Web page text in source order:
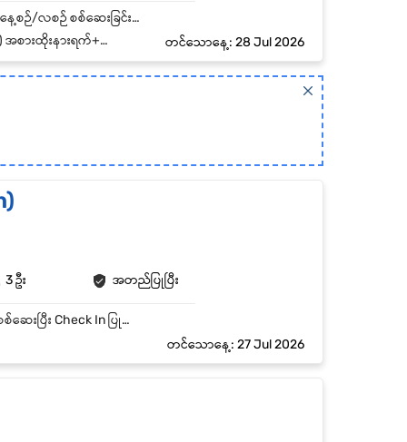
ကုန်ပစ္စည်း အဝင်/အထွက်များကို စနစ်တကျ လက်ခံခြင်းနှင့် ထုတ်ပေးခြင်း Stock Balance များကို နေ့စဉ်/လစဉ် စစ်ဆေးခြင်း ပါဆယ်ထုပ်ပိုး၍ Delivery ဘက်သို့ တိကျစွာ လွှဲပြောင်းပေးခြင်း
င့် ရုံး Operation ပိတ်ရက်များ တင်သောနေ့: 28 Jul 2026
3 ဦး အတည်ပြုပြီး
- အဝတ်များကို Quality Check (QC) စစ်ဆေးခြင်း။ - Customer အဝတ်များကို စနစ်တကျ ခွဲခြား၊ စစ်ဆေးပြီး Check In ပြုလုပ်ခြင်း။ - အဝတ်များကို ထုပ်ပိုး (Packing) ပြုလုပ်ခြင်း။ - လုပ်ငန်းခွင် သန့်ရှင်းရေးနှင့် စည်းကမ်းများကို လိုက်နာခြင်း။
တင်သောနေ့: 27 Jul 2026